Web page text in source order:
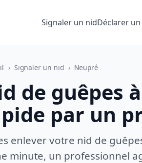
Signaler un nidDéclarer
› Signaler un nid › Neupré
de guêpes
par un
enlever votre nid de
minute, un professionnel